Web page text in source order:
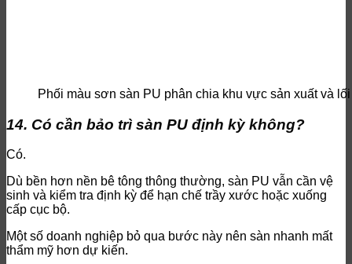
Phối màu sơn sàn PU phân chia khu vực sản xuất và
14. Có cần bảo trì sàn PU định kỳ không?
Có.
Dù bền hơn nền bê tông thông thường, sàn PU vẫn cần vệ
sinh và kiểm tra định kỳ để hạn chế trầy xước hoặc xuống
cấp cục bộ.
Một số doanh nghiệp bỏ qua bước này nên sàn nhanh mất
thẩm mỹ hơn dự kiến.